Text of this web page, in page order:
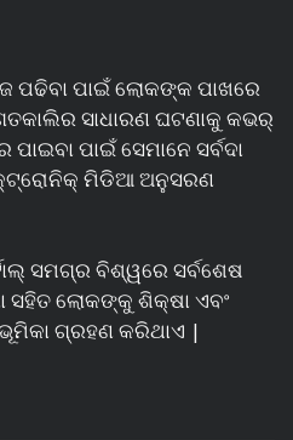
ପଢିବା ପାଇଁ ଲୋକଙ୍କ ପାଖରେ
ସାଧାରଣ ଘଟଣାକୁ କଭର୍
ପାଇଁ ସେମାନେ ସର୍ବଦା
ମିଡିଆ ଅନୁସରଣ
ସମଗ୍ର ବିଶ୍ୱରେ ସର୍ବଶେଷ
ଲୋକଙ୍କୁ ଶିକ୍ଷା ଏବଂ
ଗ୍ରହଣ କରିଥାଏ |